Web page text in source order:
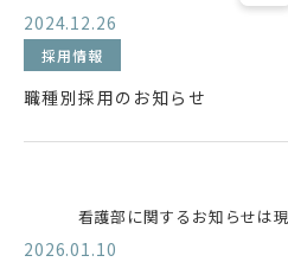
2024.12.26
採用情報
職種別採用のお知らせ
看護部に関するお知らせは
2026.01.10